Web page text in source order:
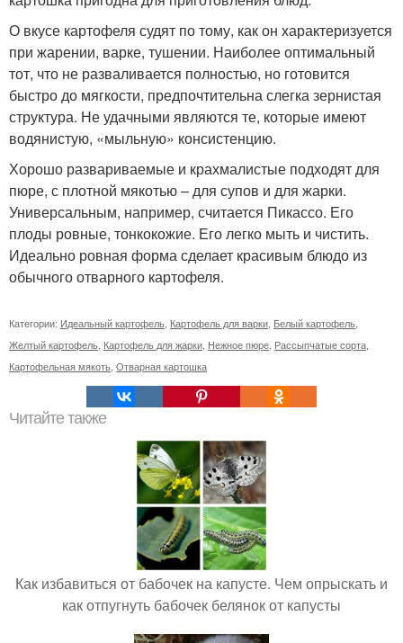
О вкусе картофеля судят по тому, как он характеризуется
при жарении, варке, тушении. Наиболее оптимальный
тот, что не разваливается полностью, но готовится
быстро до мягкости, предпочтительна слегка зернистая
структура. Не удачными являются те, которые имеют
водянистую, «мыльную» консистенцию.
Хорошо развариваемые и крахмалистые подходят для
пюре, с плотной мякотью – для супов и для жарки.
Универсальным, например, считается Пикассо. Его
плоды ровные, тонкокожие. Его легко мыть и чистить.
Идеально ровная форма сделает красивым блюдо из
обычного отварного картофеля.
Категории: Идеальный картофель Картофель для варки Белый картофель
Желтый картофель Картофель для жарки Нежное пюре Рассыпчатые сорта
Картофельная мякоть Отварная картошка
Читайте также
Как избавиться от бабочек на капусте. Чем опрыскать и
как отпугнуть бабочек белянок от капусты